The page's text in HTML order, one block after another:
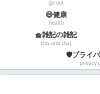
go out
😄健康
health
🧺雑記の雑記
this and that
privacy